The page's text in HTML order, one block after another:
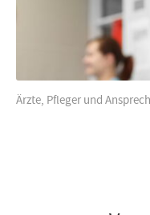
Ärzte, Pfleger und